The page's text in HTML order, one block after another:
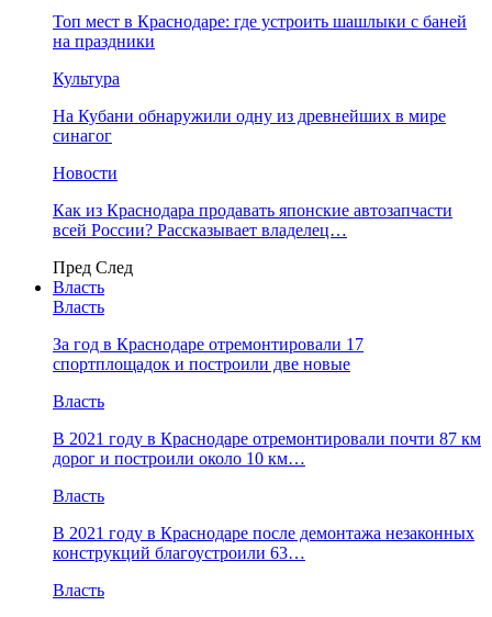
Топ мест в Краснодаре: где устроить шашлыки с баней
на праздники
Культура
На Кубани обнаружили одну из древнейших в мире
синагог
Новости
Как из Краснодара продавать японские автозапчасти
всей России? Рассказывает владелец…
Пред След
Власть
Власть
За год в Краснодаре отремонтировали 17
спортплощадок и построили две новые
Власть
В 2021 году в Краснодаре отремонтировали почти 87 км
дорог и построили около 10 км…
Власть
В 2021 году в Краснодаре после демонтажа незаконных
конструкций благоустроили 63…
Власть